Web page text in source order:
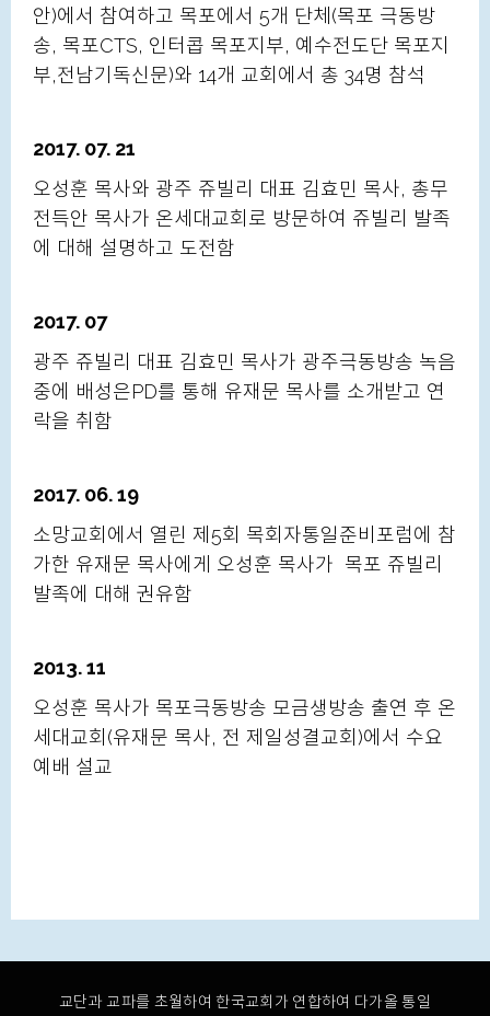
안)에서 참여하고 목포에서 5개 단체(목포 극동방
송, 목포CTS, 인터콥 목포지부, 예수전도단 목포지
부,전남기독신문)와 14개 교회에서 총 34명 참석
2017. 07. 21
오성훈 목사와 광주 쥬빌리 대표 김효민 목사, 총무
전득안 목사가 온세대교회로 방문하여 쥬빌리 발족
에 대해 설명하고 도전함
2017. 07
광주 쥬빌리 대표 김효민 목사가 광주극동방송 녹음
중에 배성은PD를 통해 유재문 목사를 소개받고 연
락을 취함
2017. 06. 19
소망교회에서 열린 제5회 목회자통일준비포럼에 참
가한 유재문 목사에게 오성훈 목사가 목포 쥬빌리
발족에 대해 권유함
2013. 11
오성훈 목사가 목포극동방송 모금생방송 출연 후 온
세대교회(유재문 목사, 전 제일성결교회)에서 수요
예배 설교
교단과 교파를 초월하여 한국교회가 연합하여 다가올 통일